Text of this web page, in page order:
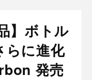
】ボトル
らに進化
発売